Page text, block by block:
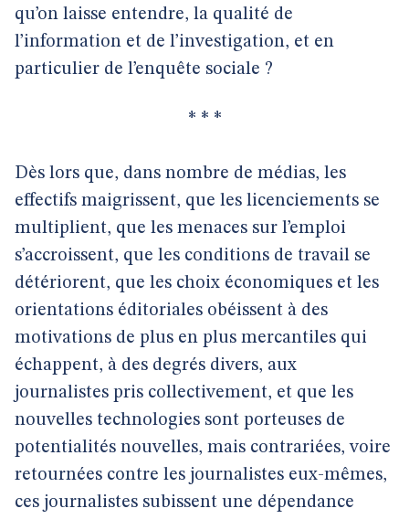
qu’on laisse entendre, la qualité de
l’information et de l’investigation, et en
particulier de l’enquête sociale ?
* * *
Dès lors que, dans nombre de médias, les
effectifs maigrissent, que les licenciements se
multiplient, que les menaces sur l’emploi
s’accroissent, que les conditions de travail se
détériorent, que les choix économiques et les
orientations éditoriales obéissent à des
motivations de plus en plus mercantiles qui
échappent, à des degrés divers, aux
journalistes pris collectivement, et que les
nouvelles technologies sont porteuses de
potentialités nouvelles, mais contrariées, voire
retournées contre les journalistes eux-mêmes,
ces journalistes subissent une dépendance